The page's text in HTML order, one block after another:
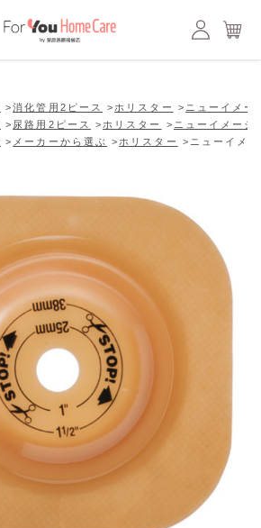
>消化管用2ピース > ホリスター > ニューイメー
> 尿路用2ピース > ホリスター > ニューイメージ
> メーカーから選ぶ > ホリスター > ニューイメ